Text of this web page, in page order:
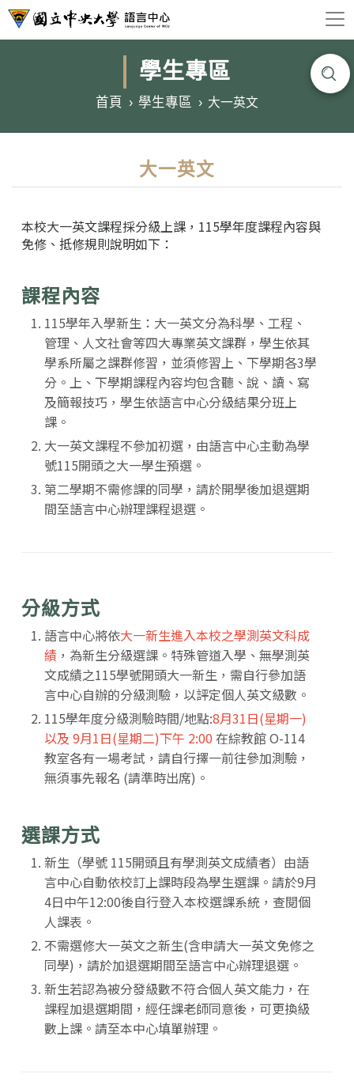
學生專區
首頁 學生專區 大一英文
大一英文
本校大一英文課程採分級上課，115學年度課程內容與
免修、抵修規則說明如下：
課程內容
115學年入學新生：大一英文分為科學、工程、
管理、人文社會等四大專業英文課群，學生依其
學系所屬之課群修習，並須修習上、下學期各3學
分。上、下學期課程內容均包含聽、說、讀、寫
及簡報技巧，學生依語言中心分級結果分班上
課。
大一英文課程不參加初選，由語言中心主動為學
號115開頭之大一學生預選。
第二學期不需修課的同學，請於開學後加退選期
間至語言中心辦理課程退選。
分級方式
語言中心將依大一新生進入本校之學測英文科成
績，為新生分級選課。特殊管道入學、無學測英
文成績之115學號開頭大一新生，需自行參加語
言中心自辦的分級測驗，以評定個人英文級數。
115學年度分級測驗時間/地點:8月31日(星期一)
以及 9月1日(星期二)下午 2:00 在綜教館 O-114
教室各有一場考試，請自行擇一前往參加測驗，
無須事先報名 (請準時出席)。
選課方式
新生（學號 115開頭且有學測英文成績者）由語
言中心自動依校訂上課時段為學生選課。請於9月
4日中午12:00後自行登入本校選課系統，查閱個
人課表。
不需選修大一英文之新生(含申請大一英文免修之
同學)，請於加退選期間至語言中心辦理退選。
新生若認為被分發級數不符合個人英文能力，在
課程加退選期間，經任課老師同意後，可更換級
數上課。請至本中心填單辦理。